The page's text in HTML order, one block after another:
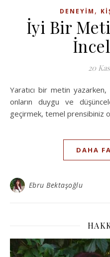
DENEYIM ,
İyi Bir
20
Yaratıcı bir metin yazarken, insanlara bilgi vermekten çok
onların duygu ve
geçirmek, temel prensibiniz
DAHA
Ebru Bektaşoğlu